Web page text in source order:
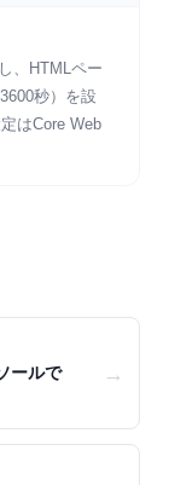
、HTMLペー
3600秒）を設
はCore Web
ールで
→